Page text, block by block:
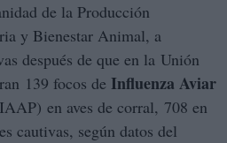
de la Producción
y Bienestar Animal, a
después de que en la Unión
139 focos de Influenza Aviar
en aves de corral, 708 en
cautivas, según datos del